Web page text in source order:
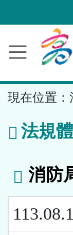
內
容
現在位置：
法規
消防